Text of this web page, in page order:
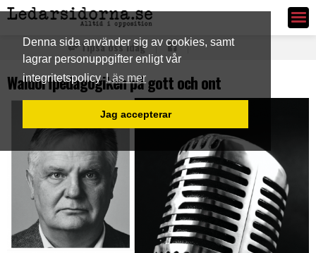
Denna sida använder sig av cookies, samt
lagrar personuppgifter enligt vår
integritetspolicy Läs mer
Jag accepterar
Ledarsidorna.se
Tipsa oss idag
Waldorfpedagogiken på gott och ont